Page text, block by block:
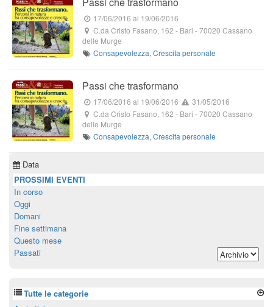
17/06/2016 al 19/06/2016
C.da Cristo Fasano, 162 - Bari -70020 Cassano
delle Murge
Consapevolezza,Crescita personale
Passi che trasformano
17/06/2016 al 19/06/2016
31/05/2016
C.da Cristo Fasano, 162 - Bari -70020 Cassano
delle Murge
Consapevolezza,Crescita personale
Data
PROSSIMI EVENTI
In corso
Oggi
Domani
Fine settimana
Questo mese
Passati
Tutte le categorie